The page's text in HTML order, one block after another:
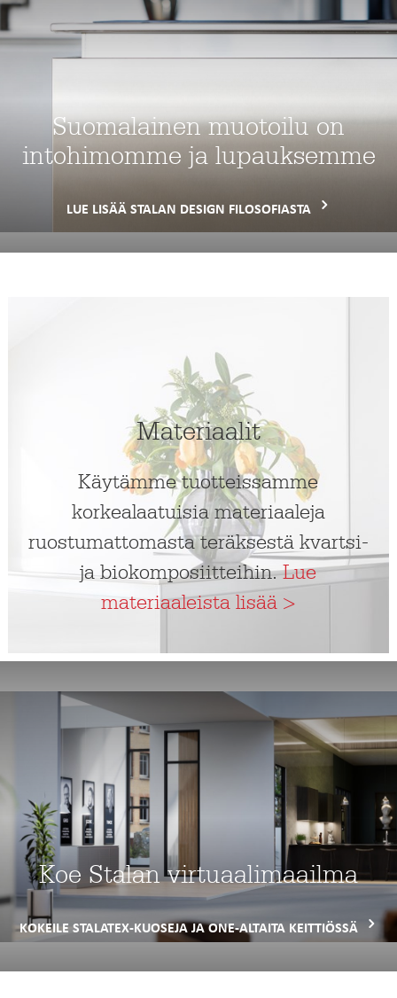
Suomalainen muotoilu on
intohimomme ja lupauksemme
LUE LISÄÄ STALAN DESIGN FILOSOFIASTA
Materiaalit
Käytämme tuotteissamme
korkealaatuisia materiaaleja
ruostumattomasta teräksestä kvartsi-
ja biokomposiitteihin.Lue
materiaaleista lisää >
Koe Stalan virtuaalimaailma
KOKEILE STALATEX-KUOSEJA JA ONE-ALTAITA KEITTIÖSSÄ